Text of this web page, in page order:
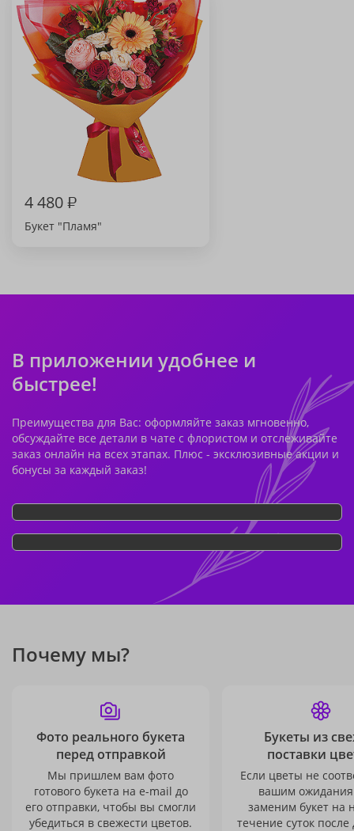
4 480₽
Букет "Пламя"
В приложении удобнее и
быстрее!
Преимущества для Вас: оформляйте заказ мгновенно,
обсуждайте все детали в чате с флористом и отслеживайте
заказ онлайн на всех этапах. Плюс - эксклюзивные акции и
бонусы за каждый заказ!
Почему мы?
Фото реального букета
перед отправкой
Мы пришлем вам фото
готового букета на e-mail до
его отправки, чтобы вы смогли
убедиться в свежести цветов.
Букеты из
поставки
Если цветы не
вашим
заменим букет на
течение суток после